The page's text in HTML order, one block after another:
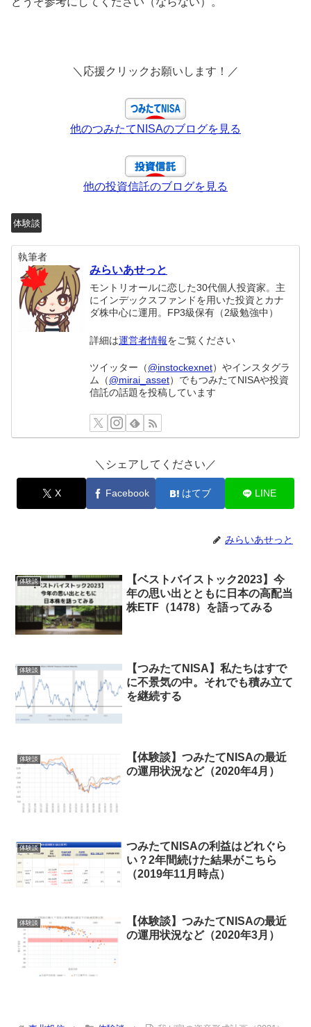
＼応援クリックお願いします！／
他のつみたてNISAのブログを見る
他の投資信託のブログを見る
体験談
執筆者
みらいあせっと
モントリオールに恋した30代個人投資家。主
にインデックスファンドを用いた投資とカナ
ダ株中心に運用。FP3級保有（2級勉強中）
詳細は運営者情報をご覧ください
ツイッター（@instockexnet）やインスタグラ
ム（@mirai_asset）でもつみたてNISAや投資
信託の話題を投稿しています
＼シェアしてください／
X Facebook はてブ LINE
みらいあせっと
体験談
【ベストバイストック2023】今
年の思い出とともに日本の高配当
株ETF（1478）を語ってみる
体験談
【つみたてNISA】私たちはすで
に不景気の中。それでも積み立て
を継続する
体験談
【体験談】つみたてNISAの最近
の運用状況など（2020年4月）
体験談
つみたてNISAの利益はどれぐら
い？2年間続けた結果がこちら
（2019年11月時点）
体験談
【体験談】つみたてNISAの最近
の運用状況など（2020年3月）